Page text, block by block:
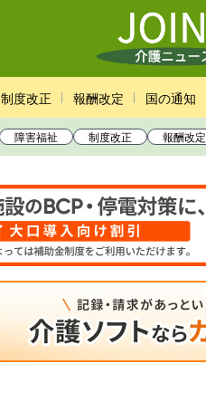
制度改正 報酬改定 国の通知
障害福祉 制度改正 報酬改定